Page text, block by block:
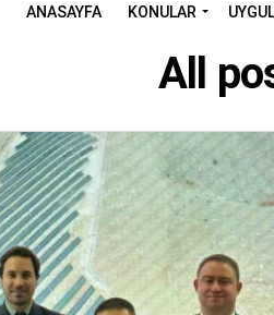
ANASAYFA KONULAR
All